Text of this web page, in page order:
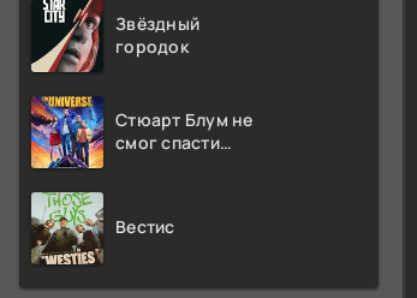
Звёздный
городок
Стюарт Блум не
смог спасти
Вестис